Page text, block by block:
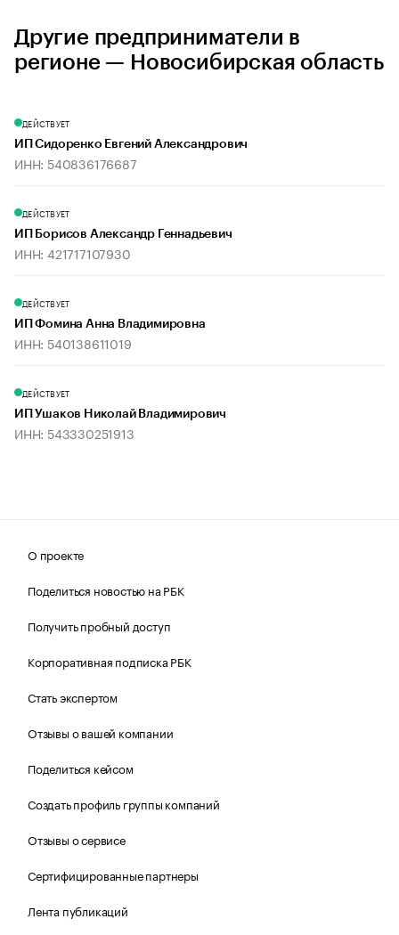
Другие предприниматели в
регионе — Новосибирская область
ДЕЙСТВУЕТ
ИП Сидоренко Евгений Александрович
ИНН: 540836176687
ДЕЙСТВУЕТ
ИП Борисов Александр Геннадьевич
ИНН: 421717107930
ДЕЙСТВУЕТ
ИП Фомина Анна Владимировна
ИНН: 540138611019
ДЕЙСТВУЕТ
ИП Ушаков Николай Владимирович
ИНН: 543330251913
О проекте
Поделиться новостью на РБК
Получить пробный доступ
Корпоративная подписка РБК
Стать экспертом
Отзывы о вашей компании
Поделиться кейсом
Создать профиль группы компаний
Отзывы о сервисе
Сертифицированные партнеры
Лента публикаций